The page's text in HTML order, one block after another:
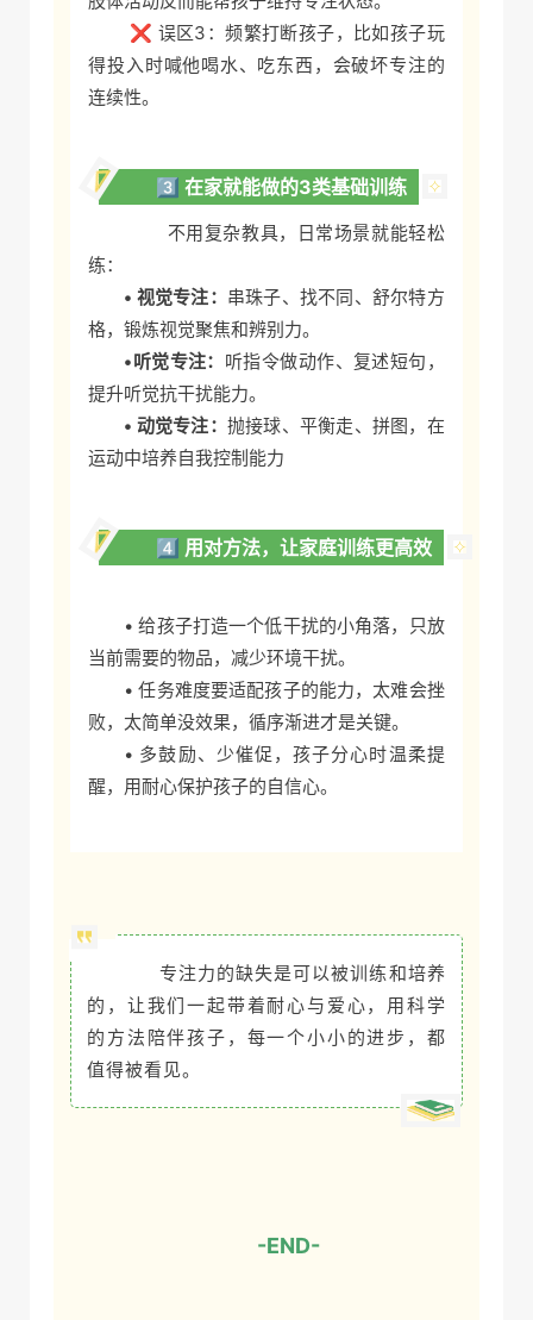
❌ 误区3：频繁打断孩子，比如孩子玩
得投入时喊他喝水、吃东西，会破坏专注的
连续性。
3️⃣ 在家就能做的3类基础训练
不用复杂教具，日常场景就能轻松
练：
• 视觉专注： 串珠子、找不同、舒尔特方
格，锻炼视觉聚焦和辨别力。
•听觉专注： 听指令做动作、复述短句，
提升听觉抗干扰能力。
• 动觉专注： 抛接球、平衡走、拼图，在
运动中培养自我控制能力
4️⃣ 用对方法，让家庭训练更高效
• 给孩子打造一个低干扰的小角落，只放
当前需要的物品，减少环境干扰。
• 任务难度要适配孩子的能力，太难会挫
败，太简单没效果，循序渐进才是关键。
• 多鼓励、少催促，孩子分心时温柔提
醒，用耐心保护孩子的自信心。
专注力的缺失是可以被训练和培养
的，让我们一起带着耐心与爱心，用科学
的方法陪伴孩子，每一个小小的进步，都
值得被看见。
-END-